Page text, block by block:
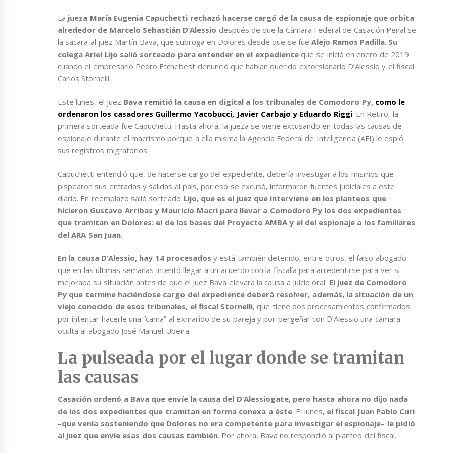
La jueza María Eugenia Capuchetti rechazó hacerse cargó de la causa de espionaje que orbita
alrededor de Marcelo Sebastián D’Alessio después de que la Cámara Federal de Casación Penal se
la sacara al juez Martín Bava, que subroga en Dolores desde que se fueAlejo Ramos Padilla. Su
colega Ariel Lijo salió sorteado para entender en el expediente que se inició en enero de 2019
cuando el empresario Pedro Etchebest denunció que habían querido extorsionarlo D’Alessio y el fiscal
Carlos Stornelli.
Este lunes, el juez Bava remitió la causa en digital a los tribunales de Comodoro Py, como le
ordenaron los casadores Guillermo Yacobucci, Javier Carbajo y Eduardo Riggi. En Retiro, la
primera sorteada fue Capuchetti. Hasta ahora, la jueza se viene excusando en todas las causas de
espionaje durante el macrismo porque a ella misma la Agencia Federal de Inteligencia (AFI) le espió
sus registros migratorios.
Capuchetti entendió que, de hacerse cargo del expediente, debería investigar a los mismos que
pispearon sus entradas y salidas al país, por eso se excusó, informaron fuentes judiciales a este
diario. En reemplazo salió sorteado Lijo, que es el juez que interviene en los planteos que
hicieron Gustavo Arribas y Mauricio Macri para llevar a Comodoro Py los dos expedientes
que tramitan en Dolores: el de las bases del Proyecto AMBA y el del espionaje a los familiares
del ARA San Juan.
En la causa D’Alessio, hay 14 procesados y está también detenido, entre otros, el falso abogado
que en las últimas semanas intentó llegar a un acuerdo con la fiscalía para arrepentirse para ver si
mejoraba su situación antes de que el juez Bava elevara la causa a juicio oral. El juez de Comodoro
Py que termine haciéndose cargo del expediente deberá resolver, además, la situación de un
viejo conocido de esos tribunales, el fiscal Stornelli, que tiene dos procesamientos confirmados
por intentar hacerle una “cama” al exmarido de su pareja y por pergeñar con D’Alessio una cámara
oculta al abogado José Manuel Ubeira.
La pulseada por el lugar donde se tramitan
las causas
Casación ordenó a Bava que envíe la causa del D’Alessiogate, pero hasta ahora no dijo nada
de los dos expedientes que tramitan en forma conexa a éste. El lunes, el fiscal Juan Pablo Curi
–que venía sosteniendo que Dolores no era competente para investigar el espionaje– le pidió
al juez que envíe esas dos causas también. Por ahora, Bava no respondió al planteo del fiscal.